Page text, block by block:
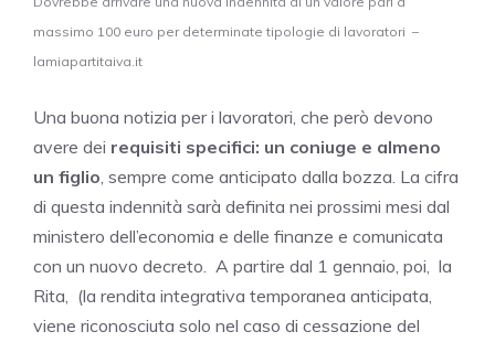
massimo 100 euro per determinate tipologie di lavoratori –
lamiapartitaiva.it
Una buona notizia per i lavoratori, che però devono
avere dei requisiti specifici: un coniuge e almeno
un figlio, sempre come anticipato dalla bozza. La cifra
di questa indennità sarà definita nei prossimi mesi dal
ministero dell’economia e delle finanze e comunicata
con un nuovo decreto. A partire dal 1 gennaio, poi, la
Rita, (la rendita integrativa temporanea anticipata,
viene riconosciuta solo nel caso di cessazione del